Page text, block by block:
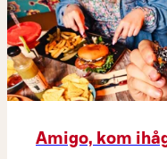
Amigo, kom